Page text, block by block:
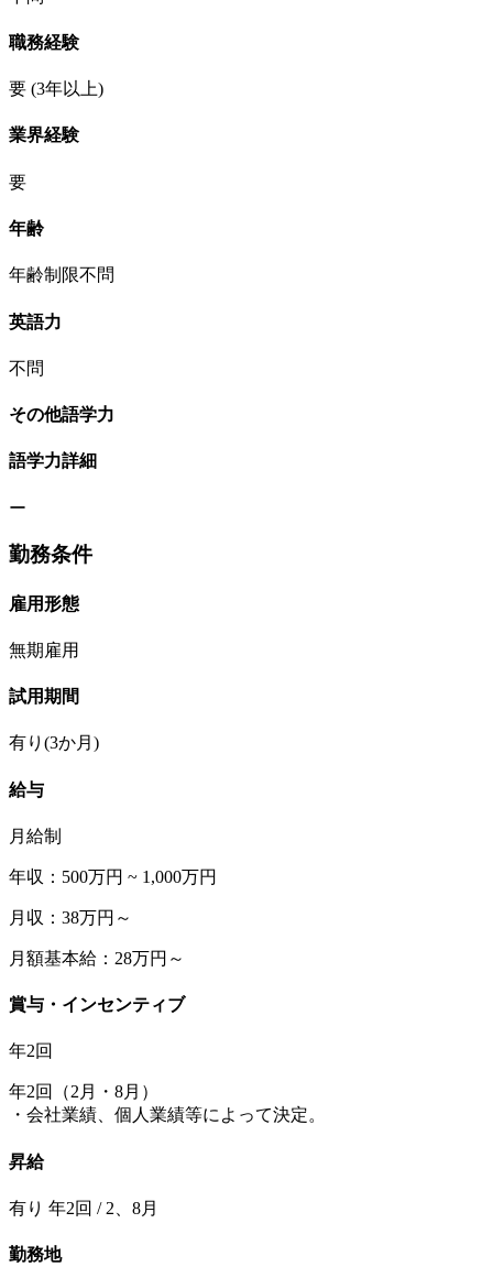
職務経験
要 (3年以上)
業界経験
要
年齢
年齢制限不問
英語力
不問
その他語学力
語学力詳細
ー
勤務条件
雇用形態
無期雇用
試用期間
有り(3か月)
給与
月給制
年収：500万円 ~ 1,000万円
月収：38万円～
月額基本給：28万円～
賞与・インセンティブ
年2回
年2回（2月・8月）
・会社業績、個人業績等によって決定。
昇給
有り 年2回 / 2、8月
勤務地